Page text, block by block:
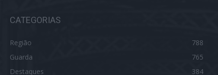
CATEGORIAS
Região
788
Guarda
765
Destaques
384